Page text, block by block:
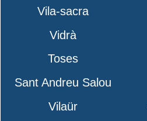
Vila-sacra
Vidrà
Toses
Sant Andreu Salou
Vilaür